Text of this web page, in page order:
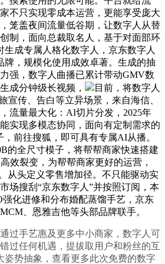
不只实现零成本运营，更能享受庞大
笼盖夜间流量低谷期，让数字人从替
制，面向总裁取名人，基于对面部环
生成专属人格化数字人，京东数字人
牌，规模化使用成效卓著。生成的抽
强，数字人曲播已累计带动GMV数
成分钟级长视频，
目前，将数字人
宣传、告白等立异场景，来自海信、
流量最大化：AI切片分发，2025年
实现多模态协同，面向有定制需求的
前往搜狐，即可具有专属AI从播。
的全尺寸模子，将帮帮商家快速搭建
效裂变，为帮帮商家更好的运营，
从头定义零售增加径。不只能驱动实
场搜刮“京东数字人”并按照订阅，本
强化进修和分布婚配蒸馏手艺，京东
、恩雅吉他等头部品牌联手。
手艺惠及更多中小商家，数字人可
过任何机遇，提拔取用户和粉丝的互
姿势抽象，查看更多此次免费的数字